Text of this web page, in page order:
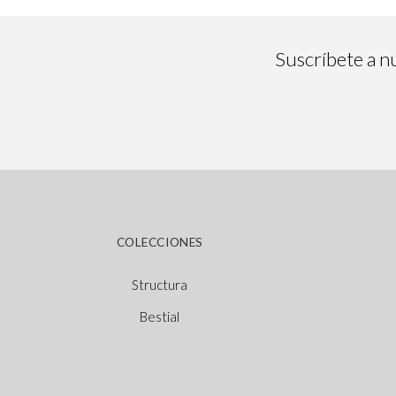
Suscríbete a
COLECCIONES
Structura
Bestial